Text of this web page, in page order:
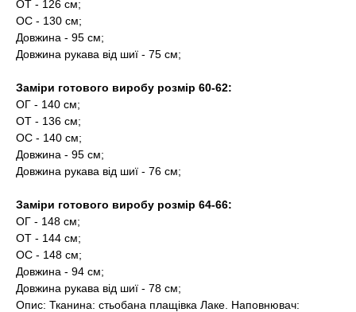
ОТ - 126 см;
ОС - 130 см;
Довжина - 95 см;
Довжина рукава від шиї - 75 см;
Заміри готового виробу розмір 60-62:
ОГ - 140 см;
ОТ - 136 см;
ОС - 140 см;
Довжина - 95 см;
Довжина рукава від шиї - 76 см;
Заміри готового виробу розмір 64-66:
ОГ - 148 см;
ОТ - 144 см;
ОС - 148 см;
Довжина - 94 см;
Довжина рукава від шиї - 78 см;
Опис: Тканина: стьобана плащівка Лаке. Наповнювач: